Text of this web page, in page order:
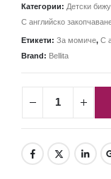
Категории: Детски
С английско
Етикети: За момиче, С
Brand: Bellita